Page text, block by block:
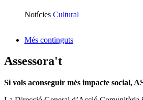
Notícies Cultural
Més continguts
Assessora't
Si vols aconseguir més impacte social,